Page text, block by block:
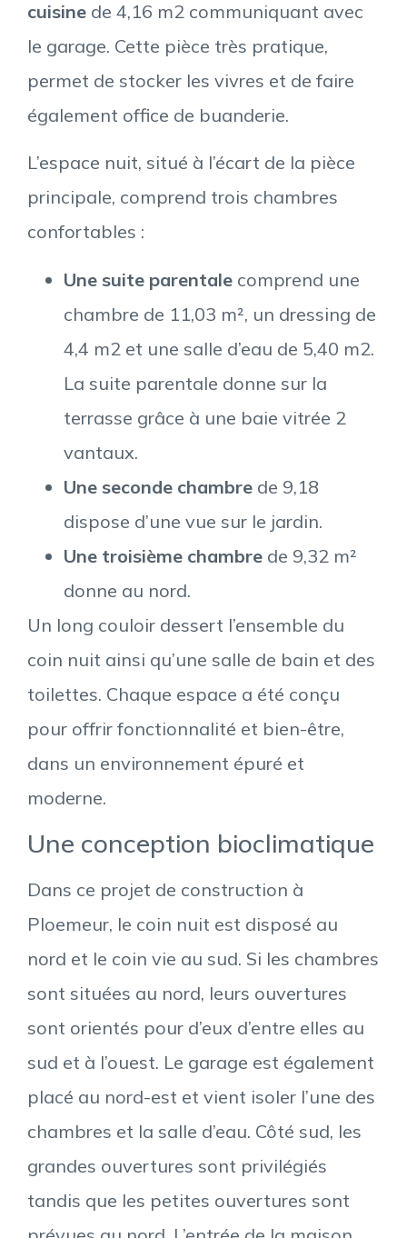
cuisine de 4,16 m2 communiquant avec
le garage. Cette pièce très pratique,
permet de stocker les vivres et de faire
également office de buanderie.
L’espace nuit, situé à l’écart de la pièce
principale, comprend trois chambres
confortables :
Une suite parentale comprend une
chambre de 11,03 m², un dressing de
4,4 m2 et une salle d’eau de 5,40 m2.
La suite parentale donne sur la
terrasse grâce à une baie vitrée 2
vantaux.
Une seconde chambre de 9,18
dispose d’une vue sur le jardin.
Une troisième chambre de 9,32 m²
donne au nord.
Un long couloir dessert l’ensemble du
coin nuit ainsi qu’une salle de bain et des
toilettes. Chaque espace a été conçu
pour offrir fonctionnalité et bien-être,
dans un environnement épuré et
moderne.
Une conception bioclimatique
Dans ce projet de construction à
Ploemeur, le coin nuit est disposé au
nord et le coin vie au sud. Si les chambres
sont situées au nord, leurs ouvertures
sont orientés pour d’eux d’entre elles au
sud et à l’ouest. Le garage est également
placé au nord-est et vient isoler l’une des
chambres et la salle d’eau. Côté sud, les
grandes ouvertures sont privilégiés
tandis que les petites ouvertures sont